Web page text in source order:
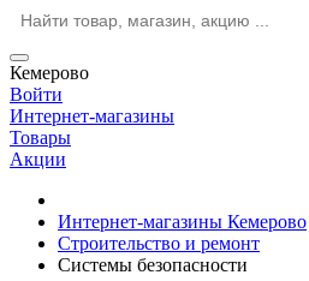
Кемерово
Войти
Интернет-магазины
Товары
Акции
Интернет-магазины Кемерово
Строительство и ремонт
Системы безопасности